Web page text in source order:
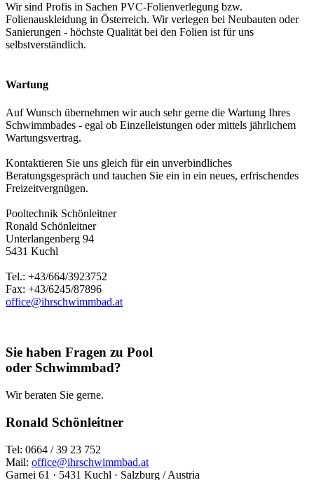
Wir sind Profis in Sachen PVC-Folienverlegung bzw.
Folienauskleidung in Österreich. Wir verlegen bei Neubauten oder
Sanierungen - höchste Qualität bei den Folien ist für uns
selbstverständlich.
Wartung
Auf Wunsch übernehmen wir auch sehr gerne die Wartung Ihres
Schwimmbades - egal ob Einzelleistungen oder mittels jährlichem
Wartungsvertrag.
Kontaktieren Sie uns gleich für ein unverbindliches
Beratungsgespräch und tauchen Sie ein in ein neues, erfrischendes
Freizeitvergnügen.
Pooltechnik Schönleitner
Ronald Schönleitner
Unterlangenberg 94
5431 Kuchl
Tel.: +43/664/3923752
Fax: +43/6245/87896
office@ihrschwimmbad.at
Sie haben Fragen zu Pool
oder Schwimmbad?
Wir beraten Sie gerne.
Ronald Schönleitner
Tel: 0664 / 39 23 752
Mail: office@ihrschwimmbad.at
Garnei 61 · 5431 Kuchl · Salzburg / Austria